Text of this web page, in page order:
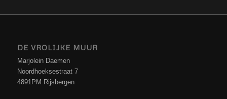
DE VROLIJKE MUUR
Marjolein Daemen
Noordhoeksestraat 7
4891PM Rijsbergen